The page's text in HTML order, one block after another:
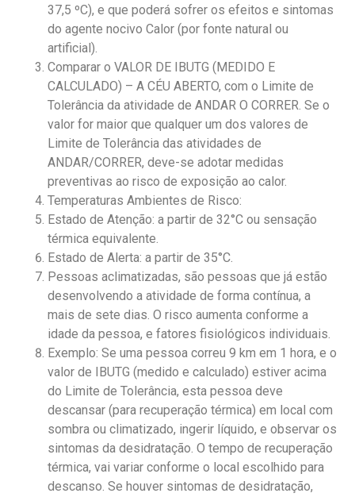
37,5 ºC), e que poderá sofrer os efeitos e sintomas
do agente nocivo Calor (por fonte natural ou
artificial).
Comparar o VALOR DE IBUTG (MEDIDO E
CALCULADO) – A CÉU ABERTO, com o Limite de
Tolerância da atividade de ANDAR O CORRER. Se o
valor for maior que qualquer um dos valores de
Limite de Tolerância das atividades de
ANDAR/CORRER, deve-se adotar medidas
preventivas ao risco de exposição ao calor.
Temperaturas Ambientes de Risco:
Estado de Atenção: a partir de 32°C ou sensação
térmica equivalente.
Estado de Alerta: a partir de 35°C.
Pessoas aclimatizadas, são pessoas que já estão
desenvolvendo a atividade de forma contínua, a
mais de sete dias. O risco aumenta conforme a
idade da pessoa, e fatores fisiológicos individuais.
Exemplo: Se uma pessoa correu 9 km em 1 hora, e o
valor de IBUTG (medido e calculado) estiver acima
do Limite de Tolerância, esta pessoa deve
descansar (para recuperação térmica) em local com
sombra ou climatizado, ingerir líquido, e observar os
sintomas da desidratação. O tempo de recuperação
térmica, vai variar conforme o local escolhido para
descanso. Se houver sintomas de desidratação,